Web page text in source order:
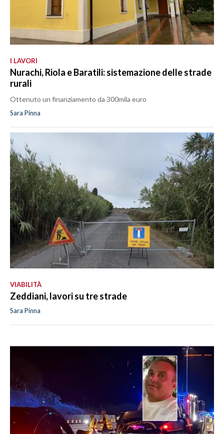
I LAVORI
Nurachi, Riola e Baratili: sistemazione delle strade
rurali
Ottenuto un finanziamento da 300mila euro
Sara Pinna
VIABILITÀ
Zeddiani, lavori su tre strade
Sara Pinna